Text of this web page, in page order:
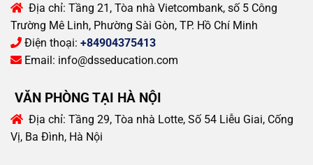
Địa chỉ: Tầng 21, Tòa nhà Vietcombank, số 5 Công
Trường Mê Linh, Phường Sài Gòn, TP. Hồ Chí Minh
Điện thoại: +84904375413
Email: info@dsseducation.com
VĂN PHÒNG TẠI HÀ NỘI
Địa chỉ: Tầng 29, Tòa nhà Lotte, Số 54 Liễu Giai, Cống
Vị, Ba Đình, Hà Nội